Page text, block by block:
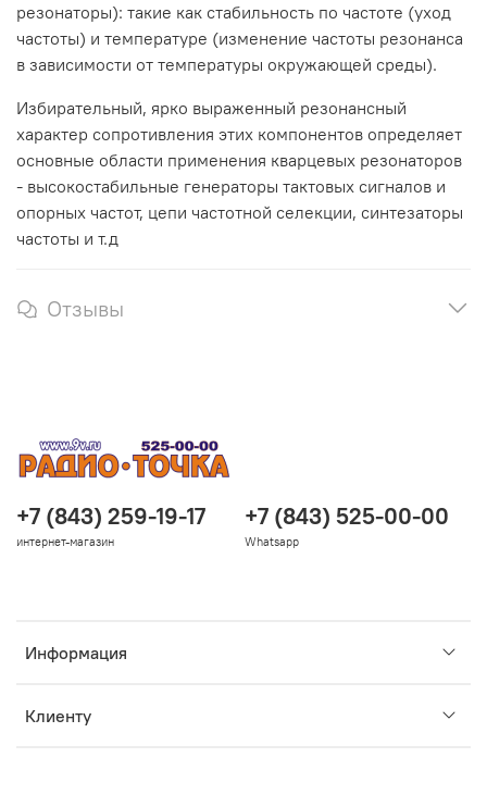
резонаторы): такие как стабильность по частоте (уход
частоты) и температуре (изменение частоты резонанса
в зависимости от температуры окружающей среды).
Избирательный, ярко выраженный резонансный
характер сопротивления этих компонентов определяет
основные области применения кварцевых резонаторов
- высокостабильные генераторы тактовых сигналов и
опорных частот, цепи частотной селекции, синтезаторы
частоты и т.д
Отзывы
Информация
Клиенту
+7 (843) 259-19-17
интернет-магазин
+7 (843) 525-00-00
Whatsapp